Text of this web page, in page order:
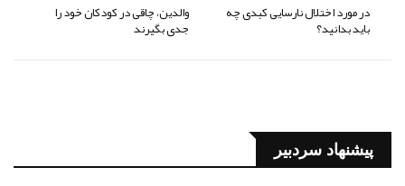
در مورد اختلال نارسایی کبدی چه
باید بدانید؟
والدین، چاقی در کودکان خود را
جدی بگیرند
پیشنهاد سردبیر